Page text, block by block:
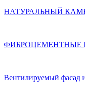
НАТУРАЛЬНЫЙ
ФИБРОЦЕМЕНТНЫЕ
Вентилируемый фасад